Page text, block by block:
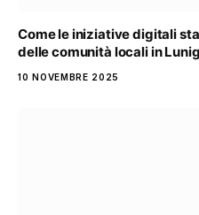
Come le iniziative digitali
delle comunità locali in
10 NOVEMBRE 2025